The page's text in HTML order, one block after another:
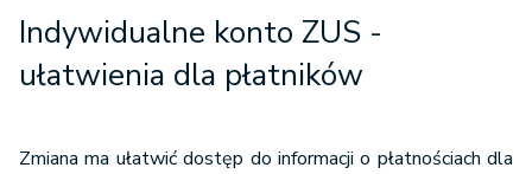
Indywidualne konto ZUS -
ułatwienia dla płatników
Zmiana ma ułatwić dostęp do informacji o płatnościach dla